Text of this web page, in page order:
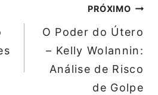
PRÓXIMO
O Poder do Útero
– Kelly Wolannin:
Análise de Risco
de Golpe